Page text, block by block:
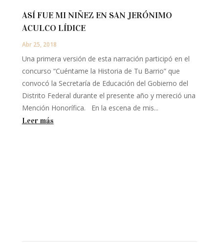
ASÍ FUE MI NIÑEZ EN SAN JERÓNIMO
ACULCO LÍDICE
Abr 25, 2018
Una primera versión de esta narración participó en el
concurso “Cuéntame la Historia de Tu Barrio” que
convocó la Secretaría de Educación del Gobierno del
Distrito Federal durante el presente año y mereció una
Mención Honorífica. En la escena de mis...
Leer más